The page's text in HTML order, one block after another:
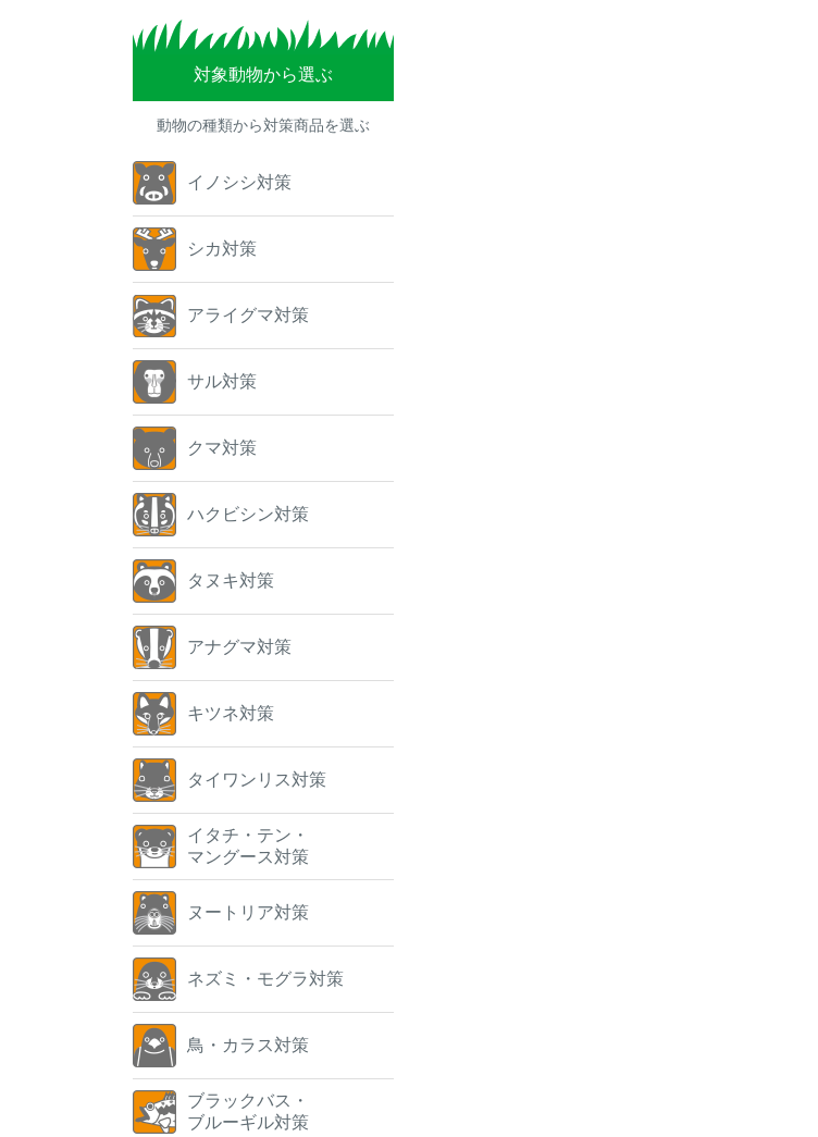
対象動物から選ぶ
動物の種類から対策商品を選ぶ
イノシシ対策
シカ対策
アライグマ対策
サル対策
クマ対策
ハクビシン対策
タヌキ対策
アナグマ対策
キツネ対策
タイワンリス対策
イタチ・テン・
マングース対策
ヌートリア対策
ネズミ・モグラ対策
鳥・カラス対策
ブラックバス・
ブルーギル対策